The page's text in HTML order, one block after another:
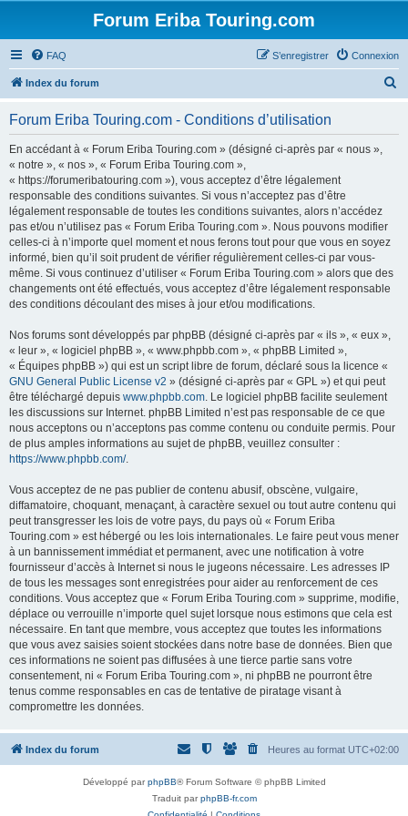
Forum Eriba Touring.com
FAQ Connexion
S’enregistrer
Index du forum
Forum Eriba Touring.com - Conditions d’utilisation
En accédant à « Forum Eriba Touring.com » (désigné ci-après par « nous »,
« notre », « nos », « Forum Eriba Touring.com »,
« https://forumeribatouring.com »), vous acceptez d’être légalement
responsable des conditions suivantes. Si vous n’acceptez pas d’être
légalement responsable de toutes les conditions suivantes, alors n’accédez
pas et/ou n’utilisez pas « Forum Eriba Touring.com ». Nous pouvons modifier
celles-ci à n’importe quel moment et nous ferons tout pour que vous en soyez
informé, bien qu’il soit prudent de vérifier régulièrement celles-ci par vous-
même. Si vous continuez d’utiliser « Forum Eriba Touring.com » alors que des
changements ont été effectués, vous acceptez d’être légalement responsable
des conditions découlant des mises à jour et/ou modifications.
Nos forums sont développés par phpBB (désigné ci-après par « ils », « eux »,
« leur », « logiciel phpBB », « www.phpbb.com », « phpBB Limited »,
« Équipes phpBB ») qui est un script libre de forum, déclaré sous la licence «
GNU General Public License v2 » (désigné ci-après par « GPL ») et qui peut
être téléchargé depuis www.phpbb.com. Le logiciel phpBB facilite seulement
les discussions sur Internet. phpBB Limited n’est pas responsable de ce que
nous acceptons ou n’acceptons pas comme contenu ou conduite permis. Pour
de plus amples informations au sujet de phpBB, veuillez consulter :
https://www.phpbb.com/.
Vous acceptez de ne pas publier de contenu abusif, obscène, vulgaire,
diffamatoire, choquant, menaçant, à caractère sexuel ou tout autre contenu qui
peut transgresser les lois de votre pays, du pays où « Forum Eriba
Touring.com » est hébergé ou les lois internationales. Le faire peut vous mener
à un bannissement immédiat et permanent, avec une notification à votre
fournisseur d’accès à Internet si nous le jugeons nécessaire. Les adresses IP
de tous les messages sont enregistrées pour aider au renforcement de ces
conditions. Vous acceptez que « Forum Eriba Touring.com » supprime, modifie,
déplace ou verrouille n’importe quel sujet lorsque nous estimons que cela est
nécessaire. En tant que membre, vous acceptez que toutes les informations
que vous avez saisies soient stockées dans notre base de données. Bien que
ces informations ne soient pas diffusées à une tierce partie sans votre
consentement, ni « Forum Eriba Touring.com », ni phpBB ne pourront être
tenus comme responsables en cas de tentative de piratage visant à
compromettre les données.
Index du forum Heures au format UTC+02:00
Développé parphpBB® Forum Software © phpBB Limited
Traduit parphpBB-fr.com